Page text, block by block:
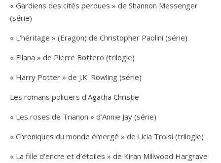
« Gardiens des cités perdues » de Shannon Messenger
(série)
« L’héritage » (Eragon) de Christopher Paolini (série)
« Ellana » de Pierre Bottero (trilogie)
« Harry Potter » de J.K. Rowling (série)
Les romans policiers d’Agatha Christie
« Les roses de Trianon » d’Annie Jay (série)
« Chroniques du monde émergé » de Licia Troisi (trilogie)
« La fille d’encre et d’étoiles » de Kiran Millwood Hargrave